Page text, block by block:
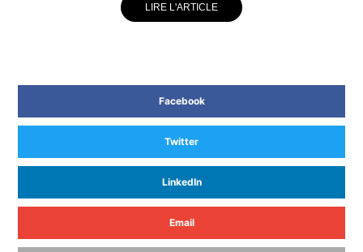
LIRE L'ARTICLE
Facebook
Twitter
LinkedIn
Email